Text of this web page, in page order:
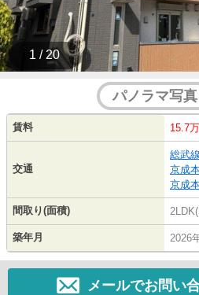
1 / 20
パノラマ写
賃料 15.7
交通
総武線
京成
京成
間取り(面積)
築年月 2026
メールでお問い